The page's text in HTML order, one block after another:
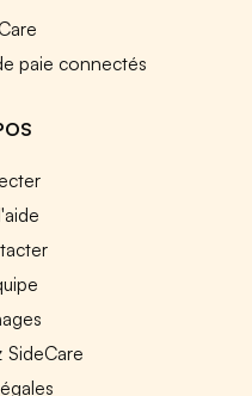
paie connectés
SideCare